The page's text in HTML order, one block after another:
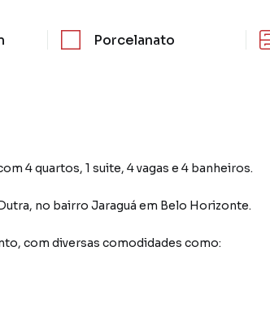
Porcelanato
4 quartos, 1 suite, 4 vagas e 4 banheiros.
, no bairro Jaraguá em Belo Horizonte.
, com diversas comodidades como: